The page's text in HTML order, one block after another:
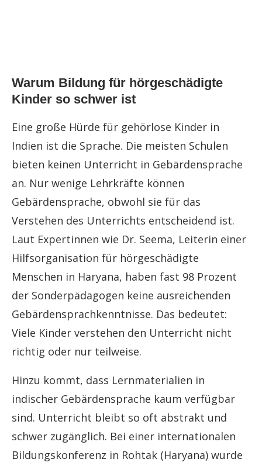
Warum Bildung für hörgeschädigte
Kinder so schwer ist
Eine große Hürde für gehörlose Kinder in
Indien ist die Sprache. Die meisten Schulen
bieten keinen Unterricht in Gebärdensprache
an. Nur wenige Lehrkräfte können
Gebärdensprache, obwohl sie für das
Verstehen des Unterrichts entscheidend ist.
Laut Expertinnen wie Dr. Seema, Leiterin einer
Hilfsorganisation für hörgeschädigte
Menschen in Haryana, haben fast 98 Prozent
der Sonderpädagogen keine ausreichenden
Gebärdensprachkenntnisse. Das bedeutet:
Viele Kinder verstehen den Unterricht nicht
richtig oder nur teilweise.
Hinzu kommt, dass Lernmaterialien in
indischer Gebärdensprache kaum verfügbar
sind. Unterricht bleibt so oft abstrakt und
schwer zugänglich. Bei einer internationalen
Bildungskonferenz in Rohtak (Haryana) wurde